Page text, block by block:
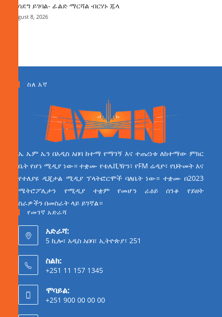
ማሳደግ ይገባል- ፊልድ ማርሻል ብርሃኑ ጁላ
August 8, 2026
ስለ እኛ
ኤ ኤም ኤን በአዲስ አበባ ከተማ የማገኝ እና ተጠሪነቱ ለከተማው ምክር
ቤት የሆነ ሚዲያ ነው። ተቋሙ የቴሌቪዥን፣ የFM ሬዲዮ፣ የህትመት እና
የተለያዩ ዲጂታል ሚዲያ ፕላትፎርሞች ባለቤት ነው። ተቋሙ በ2023
ሜትሮፖሊታን የሚዲያ ተቋም የመሆን ራዕይ ሰንቆ የይዘት
ስራዎችን በመስራት ላይ ይገኛል።
የመገኛ አድራሻ
አድራሻ:
5 ኪሎ፣ አዲስ አበባ፣ ኢትዮጵያ፣ 251
ስልክ:
+251 11 157 1345
ሞባይል:
+251 900 00 00 00